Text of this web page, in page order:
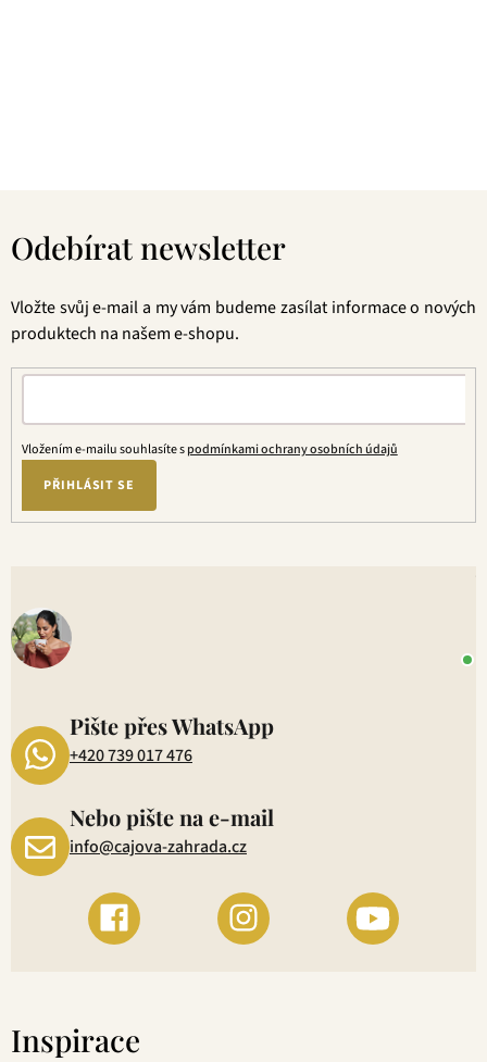
Odebírat newsletter
Vložte svůj e-mail a my vám budeme zasílat informace o nových
produktech na našem e-shopu.
Vložením e-mailu souhlasíte spodmínkami ochrany osobních údajů
PŘIHLÁSIT SE
Pište přes WhatsApp
+420 739 017 476
Nebo pište na e-mail
info@cajova-zahrada.cz
Inspirace